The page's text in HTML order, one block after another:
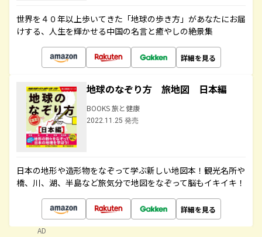
世界を４０年以上歩いてきた「地球の歩き方」があなたにお届
けする、人生を輝かせる中国の名言と癒やしの絶景集
詳細を見る
地球のなぞり方 旅地図 日本編
BOOKS 旅と健康
2022.11.25 発売
日本の地形や造形物をなぞって学ぶ新しい地図本！観光名所や
橋、川、湖、半島など旅気分で地図をなぞって脳もイキイキ！
詳細を見る
AD